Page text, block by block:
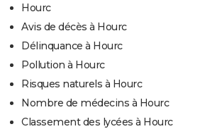
Hourc
Avis de décès à Hourc
Délinquance à Hourc
Pollution à Hourc
Risques naturels à Hourc
Nombre de médecins à Hourc
Classement des lycées à Hourc